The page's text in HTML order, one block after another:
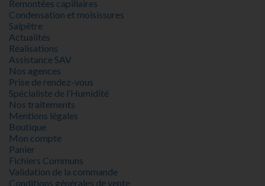
Remontées capillaires
Condensation et moisissures
Salpêtre
Actualités
Réalisations
Assistance SAV
Nos agences
Prise de rendez-vous
Spécialiste de l’Humidité
Nos traitements
Mentions légales
Boutique
Mon compte
Panier
Fichiers Communs
Validation de la commande
Conditions générales de vente